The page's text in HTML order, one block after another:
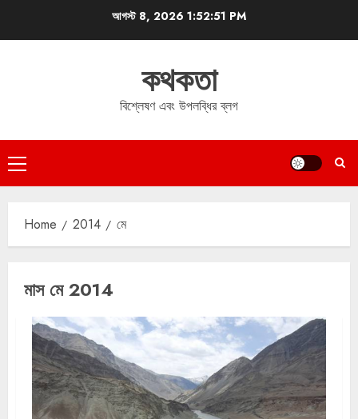
আগস্ট 8, 2026 1:52:52 PM
কথকতা
বিশ্লেষণ এবং উপলব্ধির ব্লগ
Primary
Menu
Home 2014 মে
মাসমে 2014